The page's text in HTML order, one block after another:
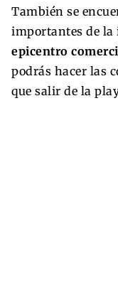
También se
importantes de la
epicentro
podrás hacer las
que salir de la